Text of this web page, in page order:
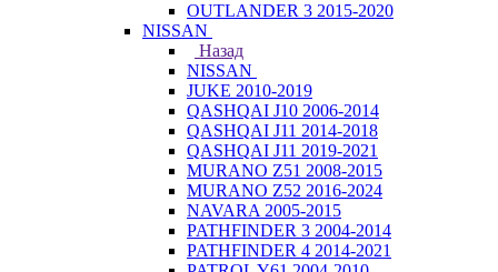
OUTLANDER 3 2015-2020
NISSAN
Назад
NISSAN
JUKE 2010-2019
QASHQAI J10 2006-2014
QASHQAI J11 2014-2018
QASHQAI J11 2019-2021
MURANO Z51 2008-2015
MURANO Z52 2016-2024
NAVARA 2005-2015
PATHFINDER 3 2004-2014
PATHFINDER 4 2014-2021